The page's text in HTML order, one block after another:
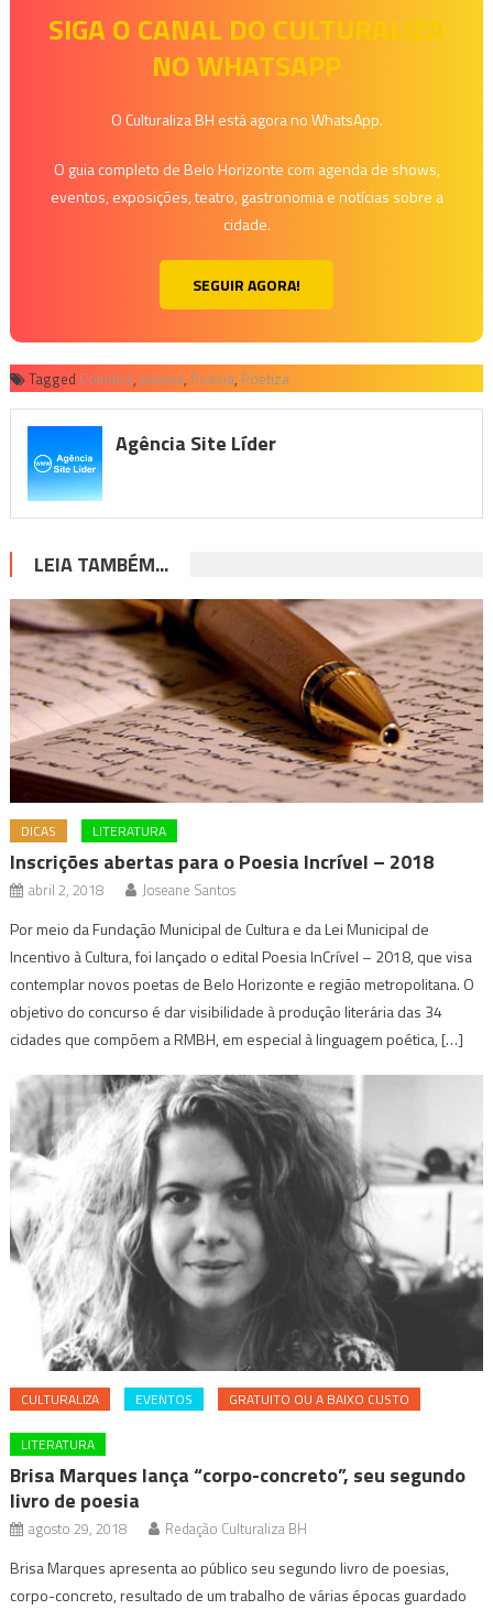
SIGA O CANAL DO CULTURALIZA
NO WHATSAPP
O Culturaliza BH está agora no WhatsApp.
O guia completo de Belo Horizonte com agenda de shows,
eventos, exposições, teatro, gastronomia e notícias sobre a
cidade.
SEGUIR AGORA!
Tagged Coimbra, poema, Poesia, Poetiza
Agência Site Líder
LEIA TAMBÉM...
DICAS LITERATURA
Inscrições abertas para o Poesia Incrível – 2018
abril 2, 2018 Joseane Santos
Por meio da Fundação Municipal de Cultura e da Lei Municipal de
Incentivo à Cultura, foi lançado o edital Poesia InCrível – 2018, que visa
contemplar novos poetas de Belo Horizonte e região metropolitana. O
objetivo do concurso é dar visibilidade à produção literária das 34
cidades que compõem a RMBH, em especial à linguagem poética, […]
CULTURALIZA EVENTOS GRATUITO OU A BAIXO CUSTO
LITERATURA
Brisa Marques lança “corpo-concreto”, seu segundo
livro de poesia
agosto 29, 2018 Redação Culturaliza BH
Brisa Marques apresenta ao público seu segundo livro de poesias,
corpo-concreto, resultado de um trabalho de várias épocas guardado